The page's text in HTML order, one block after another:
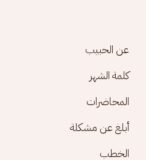
Footer menu
عن الحبيب
كلمة الشهر
المحاضرات
أبلغ عن مشكلة
الخطب